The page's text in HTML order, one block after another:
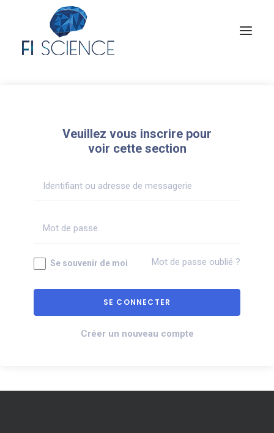
Veuillez vous inscrire pour
voir cette section
Se souvenir de moi Mot de passe oublié ?
Créer un nouveau compte